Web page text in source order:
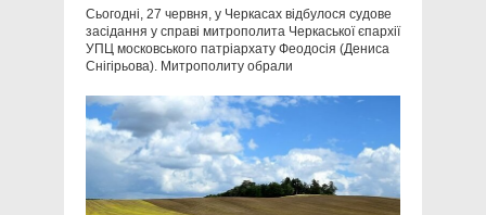
Сьогодні, 27 червня, у Черкасах відбулося судове
засідання у справі митрополита Черкаської єпархії
УПЦ московського патріархату Феодосія (Дениса
Снігірьова). Митрополиту обрали